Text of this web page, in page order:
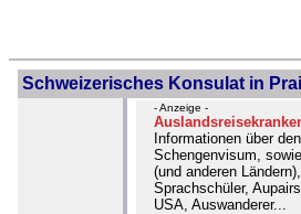
Schweizerisches Konsulat in
- Anzeige -
Informationen über
Schengenvisum,
(und anderen
Sprachschüler,
USA, Auswanderer...